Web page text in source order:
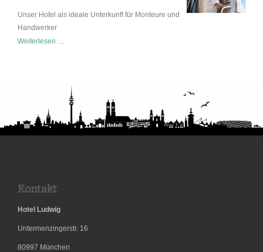
Unser Hotel als ideale Unterkunft für Monteure und
Handwerker
Weiterlesen …
Unterkunft
für
Monteure
Kontakt
Hotel Ludwig
Untermenzingerstr. 16
80997 München